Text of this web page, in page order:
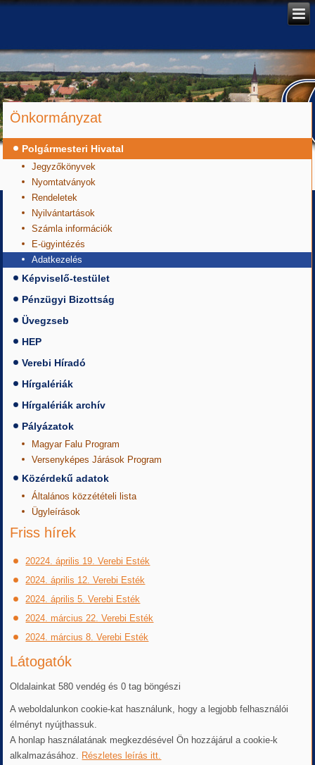
Önkormányzat
Polgármesteri Hivatal
Jegyzőkönyvek
Nyomtatványok
Rendeletek
Nyilvántartások
Számla információk
E-ügyintézés
Adatkezelés
Képviselő-testület
Pénzügyi Bizottság
Üvegzseb
HEP
Verebi Híradó
Hírgalériák
Hírgalériák archív
Pályázatok
Magyar Falu Program
Versenyképes Járások Program
Közérdekű adatok
Általános közzétételi lista
Ügyleírások
Friss hírek
20224. április 19. Verebi Esték
2024. április 12. Verebi Esték
2024. április 5. Verebi Esték
2024. március 22. Verebi Esték
2024. március 8. Verebi Esték
Látogatók
Oldalainkat 580 vendég és 0 tag böngészi
A weboldalunkon cookie-kat használunk, hogy a legjobb felhasználói
élményt nyújthassuk.
A honlap használatának megkezdésével Ön hozzájárul a cookie-k
alkalmazásához. Részletes leírás itt.